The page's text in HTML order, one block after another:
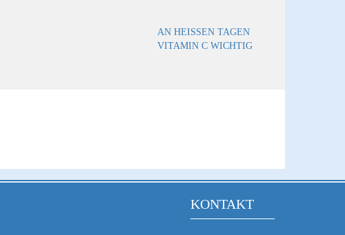
AN HEISSEN TAGEN V
ITAMIN C WICHTIG
KONTAKT